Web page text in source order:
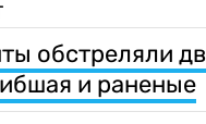
обстреляли
и раненые